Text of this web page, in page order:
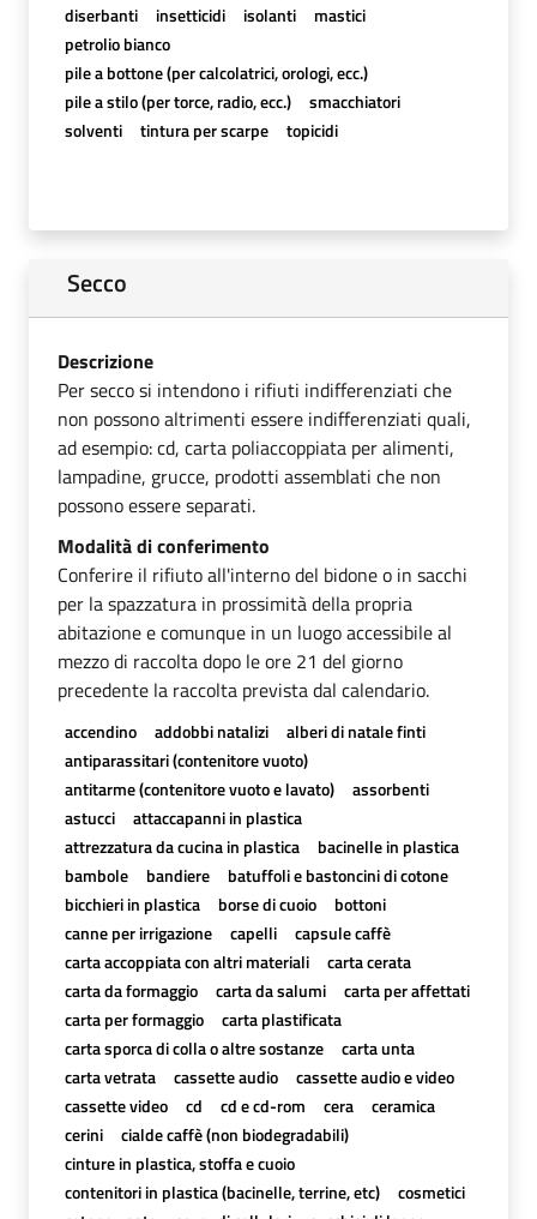
diserbanti
insetticidi isolanti
mastici
petrolio bianco
pile a bottone (per calcolatrici, orologi, ecc.)
pile a stilo (per torce, radio, ecc.)
smacchiatori
solventi
tintura per scarpe topicidi
Secco
Descrizione
Per secco si intendono i rifiuti indifferenziati che
non possono altrimenti essere indifferenziati quali,
ad esempio: cd, carta poliaccoppiata per alimenti,
lampadine, grucce, prodotti assemblati che non
possono essere separati.
Modalità di conferimento
Conferire il rifiuto all'interno del bidone o in sacchi
per la spazzatura in prossimità della propria
abitazione e comunque in un luogo accessibile al
mezzo di raccolta dopo le ore 21 del giorno
precedente la raccolta prevista dal calendario.
accendino addobbi natalizi
alberi di natale finti
antiparassitari (contenitore vuoto)
antitarme (contenitore vuoto e lavato)
assorbenti
astucci
attaccapanni in plastica
attrezzatura da cucina in plastica
bacinelle in plastica
bambole
bandiere
batuffoli e bastoncini di cotone
bicchieri in plastica
borse di cuoio
bottoni
canne per irrigazione
capelli
capsule caffè
carta accoppiata con altri materiali
carta cerata
carta da formaggio
carta da salumi
carta per affettati
carta per formaggio
carta plastificata
carta sporca di colla o altre sostanze
carta unta
carta vetrata
cassette audio
cassette audio e video
cassette video
cd cd e cd-rom cera
ceramica
cerini
cialde caffè (non biodegradabili)
cinture in plastica, stoffa e cuoio
contenitori in plastica (bacinelle, terrine, etc)
cosmetici